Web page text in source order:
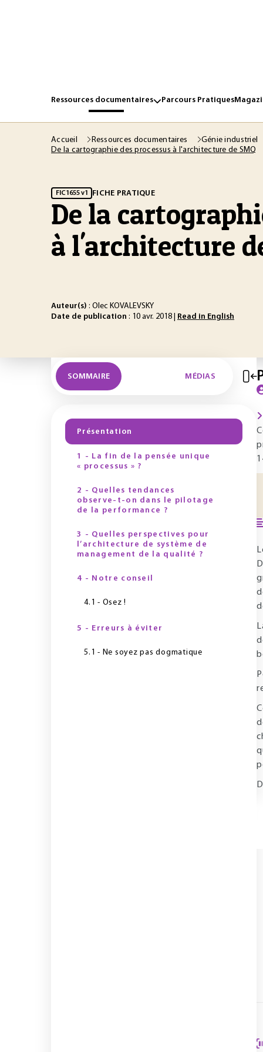
Ressources documentaires Parcours Pratiques
Accueil Ressources documentaires
Génie industriel
De la cartographie des processus à l'architecture de SMQ
FIC1655 v1 FICHE PRATIQUE
De la
à l'architecture
Auteur(s) : Olec KOVALEVSKY
Date de publication : 10 avr. 2018 | Read in English
SOMMAIRE MÉDIAS
Présentation
1 - La fin de la pensée unique
« processus » ?
2 - Quelles tendances
observe-t-on dans le pilotage
de la performance ?
3 - Quelles perspectives pour
l’architecture de système de
management de la qualité ?
4 - Notre conseil
4.1 - Osez !
5 - Erreurs à éviter
5.1 - Ne soyez pas dogmatique